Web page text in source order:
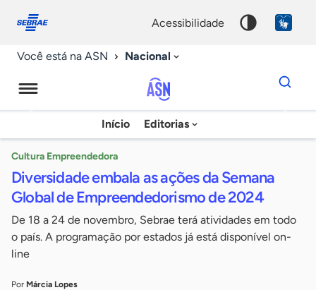
conosco
acessibilidade
Você está na ASN Nacional
Agência
Sebrae
Notícias
Início Editorias
Dados
para
chave
Cultura Empreendedora
Diversidade embala as ações da Semana
Global de Empreendedorismo de 2024
De 18 a 24 de novembro, Sebrae terá atividades em todo
o país. A programação por estados já está disponível on-
line
Por Márcia Lopes